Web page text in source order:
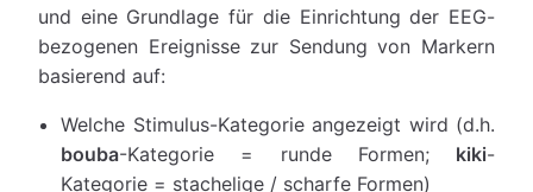
und eine Grundlage für die Einrichtung der EEG-
bezogenen Ereignisse zur Sendung von Markern
basierend auf:
Welche Stimulus-Kategorie angezeigt wird (d.h.
bouba-Kategorie = runde Formen; kiki-
Kategorie = stachelige / scharfe Formen)